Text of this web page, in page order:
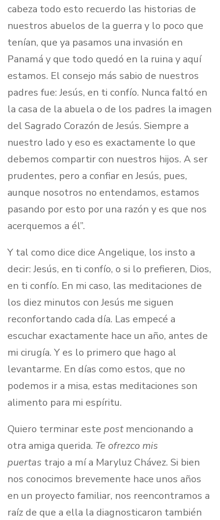
cabeza todo esto recuerdo las historias de
nuestros abuelos de la guerra y lo poco que
tenían, que ya pasamos una invasión en
Panamá y que todo quedó en la ruina y aquí
estamos. El consejo más sabio de nuestros
padres fue: Jesús, en ti confío. Nunca faltó en
la casa de la abuela o de los padres la imagen
del Sagrado Corazón de Jesús. Siempre a
nuestro lado y eso es exactamente lo que
debemos compartir con nuestros hijos. A ser
prudentes, pero a confiar en Jesús, pues,
aunque nosotros no entendamos, estamos
pasando por esto por una razón y es que nos
acerquemos a él”.
Y tal como dice dice Angelique, los insto a
decir: Jesús, en ti confío, o si lo prefieren, Dios,
en ti confío. En mi caso, las meditaciones de
los diez minutos con Jesús me siguen
reconfortando cada día. Las empecé a
escuchar exactamente hace un año, antes de
mi cirugía. Y es lo primero que hago al
levantarme. En días como estos, que no
podemos ir a misa, estas meditaciones son
alimento para mi espíritu.
Quiero terminar este postmencionando a
otra amiga querida. Te ofrezco mis
puertas trajo a mí a Maryluz Chávez. Si bien
nos conocimos brevemente hace unos años
en un proyecto familiar, nos reencontramos a
raíz de que a ella la diagnosticaron también